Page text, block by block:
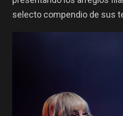
selecto compendio de sus